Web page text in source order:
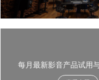
每月最新影音产品试用